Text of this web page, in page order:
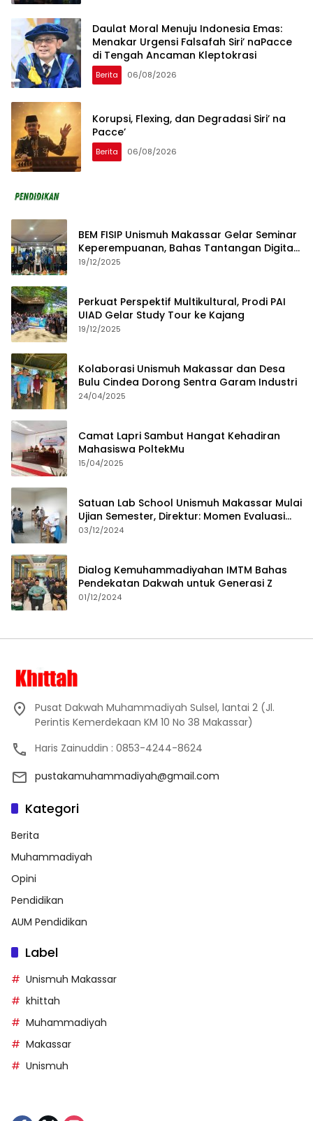
Daulat Moral Menuju Indonesia Emas:
Menakar Urgensi Falsafah Siri’ naPacce
di Tengah Ancaman Kleptokrasi
Berita 06/08/2026
Korupsi, Flexing, dan Degradasi Siri’ na
Pacce’
Berita 06/08/2026
BEM FISIP Unismuh Makassar Gelar Seminar
Keperempuanan, Bahas Tantangan Digital
dan Budaya Lokal
19/12/2025
Perkuat Perspektif Multikultural, Prodi PAI
UIAD Gelar Study Tour ke Kajang
19/12/2025
Kolaborasi Unismuh Makassar dan Desa
Bulu Cindea Dorong Sentra Garam Industri
24/04/2025
Camat Lapri Sambut Hangat Kehadiran
Mahasiswa PoltekMu
15/04/2025
Satuan Lab School Unismuh Makassar Mulai
Ujian Semester, Direktur: Momen Evaluasi
Proses Pembelajaran
03/12/2024
Dialog Kemuhammadiyahan IMTM Bahas
Pendekatan Dakwah untuk Generasi Z
01/12/2024
Pusat Dakwah Muhammadiyah Sulsel, lantai 2 (Jl.
Perintis Kemerdekaan KM 10 No 38 Makassar)
Haris Zainuddin : 0853-4244-8624
pustakamuhammadiyah@gmail.com
Kategori
Berita
Muhammadiyah
Opini
Pendidikan
AUM Pendidikan
Label
Unismuh Makassar
khittah
Muhammadiyah
Makassar
Unismuh